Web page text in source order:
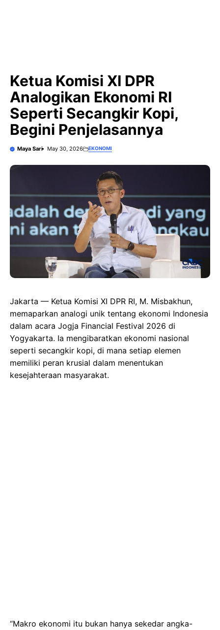
Ketua Komisi XI DPR
Analogikan Ekonomi RI
Seperti Secangkir Kopi,
Begini Penjelasannya
Maya Sari May 30, 2026 EKONOMI
Jakarta — Ketua Komisi XI DPR RI, M. Misbakhun,
memaparkan analogi unik tentang ekonomi Indonesia
dalam acara Jogja Financial Festival 2026 di
Yogyakarta. Ia mengibaratkan ekonomi nasional
seperti secangkir kopi, di mana setiap elemen
memiliki peran krusial dalam menentukan
kesejahteraan masyarakat.
“Makro ekonomi itu bukan hanya sekedar angka-